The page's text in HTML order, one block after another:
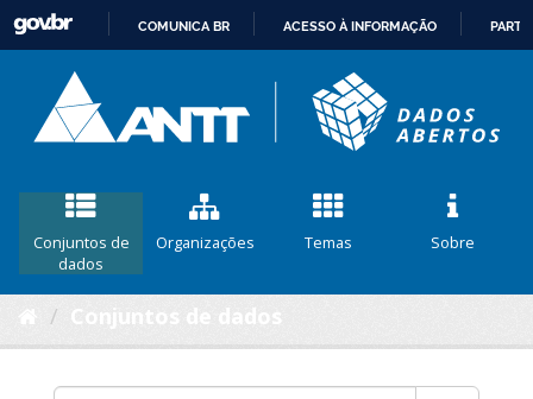
CONTEÚDO
COMUNICA BR ACESSO À INFORMAÇÃO
Conjuntos de
dados
Organizações Temas Sobre